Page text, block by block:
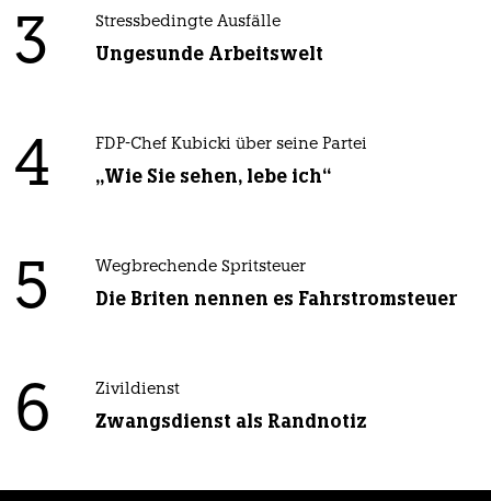
3 Stressbedingte Ausfälle
Ungesunde Arbeitswelt
4 FDP-Chef Kubicki über seine Partei
„Wie Sie sehen, lebe ich“
5 Wegbrechende Spritsteuer
Die Briten nennen es Fahrstromsteuer
6 Zivildienst
Zwangsdienst als Randnotiz